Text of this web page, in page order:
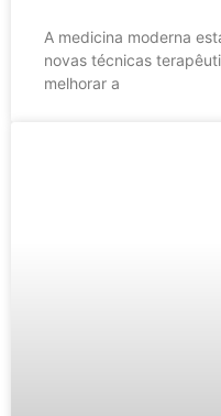
A medicina moderna
novas técnicas
melhorar a